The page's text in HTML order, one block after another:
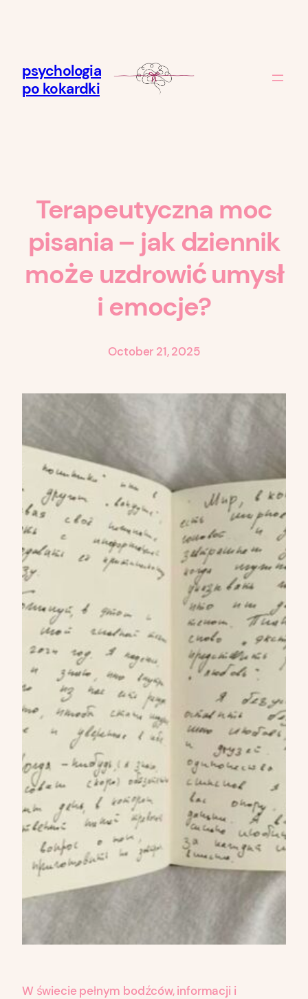
psychologia
po kokardki
Terapeutyczna moc
pisania – jak dziennik
może uzdrowić umysł
i emocje?
October 21, 2025
W świecie pełnym bodźców, informacji i